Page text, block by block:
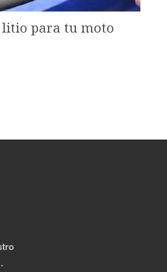
litio para tu moto